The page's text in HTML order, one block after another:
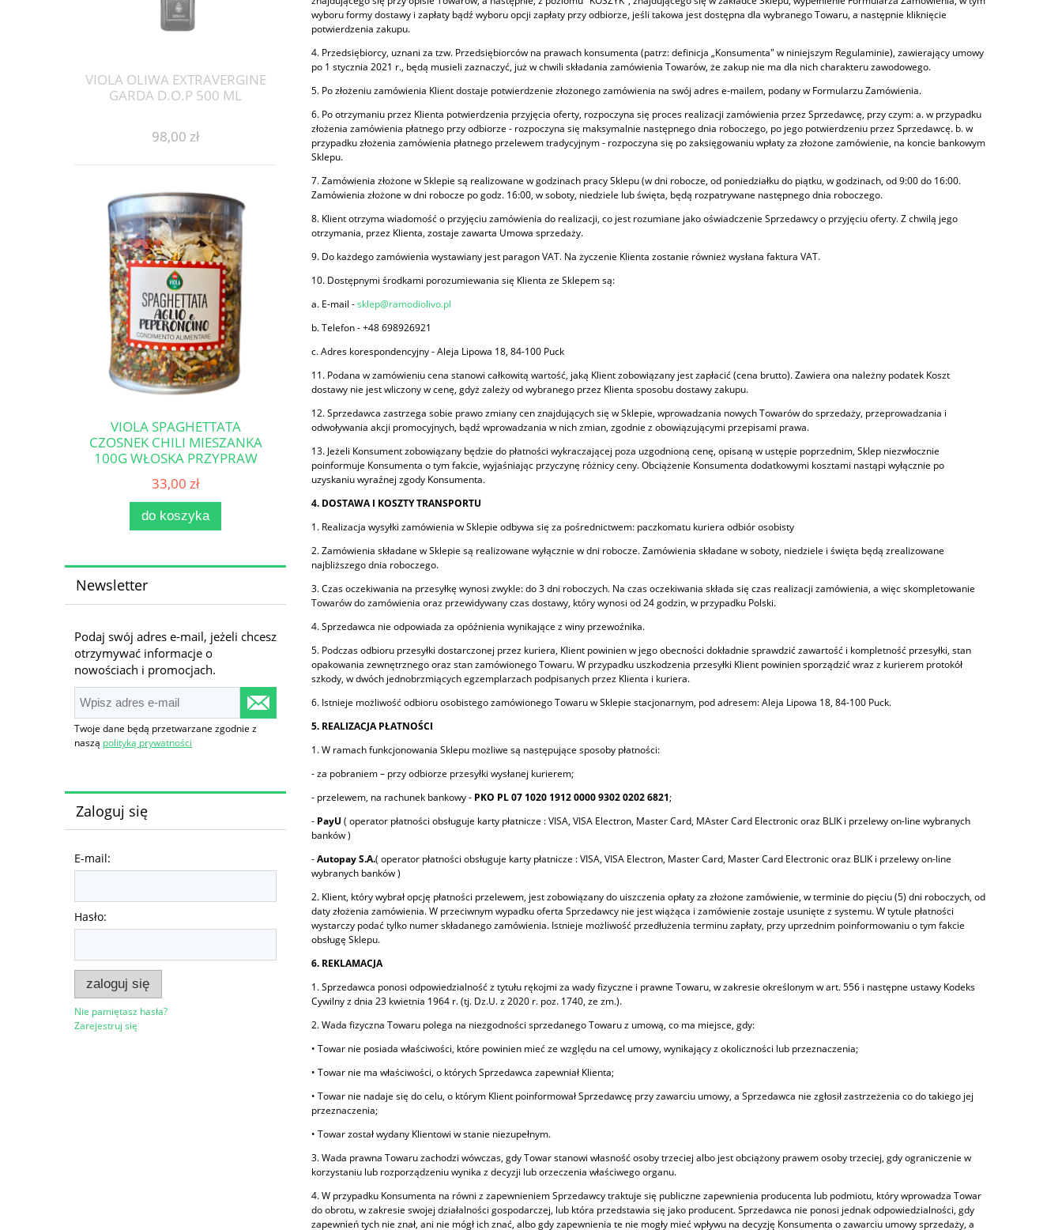
VIOLA OLIWA EXTRAVERGINE
GARDA D.O.P 500 ML
98,00 zł
VIOLA SPAGHETTATA
CZOSNEK CHILI MIESZANKA
100G WŁOSKA PRZYPRAW
DO MAKARONU
33,00 zł
do koszyka
Newsletter
Podaj swój adres e-mail, jeżeli chcesz
otrzymywać informacje o
nowościach i promocjach.
Twoje dane będą przetwarzane zgodnie z
naszą polityką prywatności
Zaloguj się
E-mail:
Hasło:
zaloguj się
Nie pamiętasz hasła?
Zarejestruj się
wyboru formy dostawy i zapłaty bądź wyboru opcji zapłaty przy odbiorze, jeśli takowa jest dostępna dla wybranego Towaru, a następnie kliknięcie
potwierdzenia zakupu.
4. Przedsiębiorcy, uznani za tzw. Przedsiębiorców na prawach konsumenta (patrz: definicja „Konsumenta" w niniejszym Regulaminie), zawierający umowy
po 1 stycznia 2021 r., będą musieli zaznaczyć, już w chwili składania zamówienia Towarów, że zakup nie ma dla nich charakteru zawodowego.
5. Po złożeniu zamówienia Klient dostaje potwierdzenie złożonego zamówienia na swój adres e-mailem, podany w Formularzu Zamówienia.
6. Po otrzymaniu przez Klienta potwierdzenia przyjęcia oferty, rozpoczyna się proces realizacji zamówienia przez Sprzedawcę, przy czym: a. w przypadku
złożenia zamówienia płatnego przy odbiorze - rozpoczyna się maksymalnie następnego dnia roboczego, po jego potwierdzeniu przez Sprzedawcę. b. w
przypadku złożenia zamówienia płatnego przelewem tradycyjnym - rozpoczyna się po zaksięgowaniu wpłaty za złożone zamówienie, na koncie bankowym
Sklepu.
7. Zamówienia złożone w Sklepie są realizowane w godzinach pracy Sklepu (w dni robocze, od poniedziałku do piątku, w godzinach, od 9:00 do 16:00.
Zamówienia złożone w dni robocze po godz. 16:00, w soboty, niedziele lub święta, będą rozpatrywane następnego dnia roboczego.
8. Klient otrzyma wiadomość o przyjęciu zamówienia do realizacji, co jest rozumiane jako oświadczenie Sprzedawcy o przyjęciu oferty. Z chwilą jego
otrzymania, przez Klienta, zostaje zawarta Umowa sprzedaży.
9. Do każdego zamówienia wystawiany jest paragon VAT. Na życzenie Klienta zostanie również wysłana faktura VAT.
10. Dostępnymi środkami porozumiewania się Klienta ze Sklepem są:
a. E-mail -sklep@ramodiolivo.pl
b. Telefon - +48 698926921
c. Adres korespondencyjny - Aleja Lipowa 18, 84-100 Puck
11. Podana w zamówieniu cena stanowi całkowitą wartość, jaką Klient zobowiązany jest zapłacić (cena brutto). Zawiera ona należny podatek Koszt
dostawy nie jest wliczony w cenę, gdyż zależy od wybranego przez Klienta sposobu dostawy zakupu.
12. Sprzedawca zastrzega sobie prawo zmiany cen znajdujących się w Sklepie, wprowadzania nowych Towarów do sprzedaży, przeprowadzania i
odwoływania akcji promocyjnych, bądź wprowadzania w nich zmian, zgodnie z obowiązującymi przepisami prawa.
13. Jeżeli Konsument zobowiązany będzie do płatności wykraczającej poza uzgodnioną cenę, opisaną w ustępie poprzednim, Sklep niezwłocznie
poinformuje Konsumenta o tym fakcie, wyjaśniając przyczynę różnicy ceny. Obciążenie Konsumenta dodatkowymi kosztami nastąpi wyłącznie po
uzyskaniu wyraźnej zgody Konsumenta.
4. DOSTAWA I KOSZTY TRANSPORTU
1. Realizacja wysyłki zamówienia w Sklepie odbywa się za pośrednictwem: paczkomatu kuriera odbiór osobisty
2. Zamówienia składane w Sklepie są realizowane wyłącznie w dni robocze. Zamówienia składane w soboty, niedziele i święta będą zrealizowane
najbliższego dnia roboczego.
3. Czas oczekiwania na przesyłkę wynosi zwykle: do 3 dni roboczych. Na czas oczekiwania składa się czas realizacji zamówienia, a więc skompletowanie
Towarów do zamówienia oraz przewidywany czas dostawy, który wynosi od 24 godzin, w przypadku Polski.
4. Sprzedawca nie odpowiada za opóźnienia wynikające z winy przewoźnika.
5. Podczas odbioru przesyłki dostarczonej przez kuriera, Klient powinien w jego obecności dokładnie sprawdzić zawartość i kompletność przesyłki, stan
opakowania zewnętrznego oraz stan zamówionego Towaru. W przypadku uszkodzenia przesyłki Klient powinien sporządzić wraz z kurierem protokół
szkody, w dwóch jednobrzmiących egzemplarzach podpisanych przez Klienta i kuriera.
6. Istnieje możliwość odbioru osobistego zamówionego Towaru w Sklepie stacjonarnym, pod adresem: Aleja Lipowa 18, 84-100 Puck.
5. REALIZACJA PŁATNOŚCI
1. W ramach funkcjonowania Sklepu możliwe są następujące sposoby płatności:
- za pobraniem – przy odbiorze przesyłki wysłanej kurierem;
- przelewem, na rachunek bankowy - PKO PL 07 1020 1912 0000 9302 0202 6821;
- PayU ( operator płatności obsługuje karty płatnicze : VISA, VISA Electron, Master Card, MAster Card Electronic oraz BLIK i przelewy on-line wybranych
banków )
-Autopay S.A.( operator płatności obsługuje karty płatnicze : VISA, VISA Electron, Master Card, Master Card Electronic oraz BLIK i przelewy on-line
wybranych banków )
2. Klient, który wybrał opcję płatności przelewem, jest zobowiązany do uiszczenia opłaty za złożone zamówienie, w terminie do pięciu (5) dni roboczych, od
daty złożenia zamówienia. W przeciwnym wypadku oferta Sprzedawcy nie jest wiążąca i zamówienie zostaje usunięte z systemu. W tytule płatności
wystarczy podać tylko numer składanego zamówienia. Istnieje możliwość przedłużenia terminu zapłaty, przy uprzednim poinformowaniu o tym fakcie
obsługę Sklepu.
6. REKLAMACJA
1. Sprzedawca ponosi odpowiedzialność z tytułu rękojmi za wady fizyczne i prawne Towaru, w zakresie określonym w art. 556 i następne ustawy Kodeks
Cywilny z dnia 23 kwietnia 1964 r. (tj. Dz.U. z 2020 r. poz. 1740, ze zm.).
2. Wada fizyczna Towaru polega na niezgodności sprzedanego Towaru z umową, co ma miejsce, gdy:
• Towar nie posiada właściwości, które powinien mieć ze względu na cel umowy, wynikający z okoliczności lub przeznaczenia;
• Towar nie ma właściwości, o których Sprzedawca zapewniał Klienta;
• Towar nie nadaje się do celu, o którym Klient poinformował Sprzedawcę przy zawarciu umowy, a Sprzedawca nie zgłosił zastrzeżenia co do takiego jej
przeznaczenia;
• Towar został wydany Klientowi w stanie niezupełnym.
3. Wada prawna Towaru zachodzi wówczas, gdy Towar stanowi własność osoby trzeciej albo jest obciążony prawem osoby trzeciej, gdy ograniczenie w
korzystaniu lub rozporządzeniu wynika z decyzji lub orzeczenia właściwego organu.
4. W przypadku Konsumenta na równi z zapewnieniem Sprzedawcy traktuje się publiczne zapewnienia producenta lub podmiotu, który wprowadza Towar
do obrotu, w zakresie swojej działalności gospodarczej, lub która przedstawia się jako producent. Sprzedawca nie ponosi jednak odpowiedzialności, gdy
zapewnień tych nie znał, ani nie mógł ich znać, albo gdy zapewnienia te nie mogły mieć wpływu na decyzję Konsumenta o zawarciu umowy sprzedaży, a